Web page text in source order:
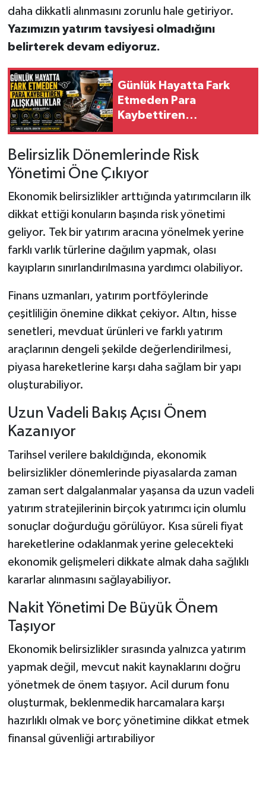
daha dikkatli alınmasını zorunlu hale getiriyor.
Yazımızın yatırım tavsiyesi olmadığını
belirterek devam ediyoruz.
Günlük Hayatta Fark
Etmeden Para
Kaybettiren
Belirsizlik Dönemlerinde Risk
Yönetimi Öne Çıkıyor
Ekonomik belirsizlikler arttığında yatırımcıların ilk
dikkat ettiği konuların başında risk yönetimi
geliyor. Tek bir yatırım aracına yönelmek yerine
farklı varlık türlerine dağılım yapmak, olası
kayıpların sınırlandırılmasına yardımcı olabiliyor.
Finans uzmanları, yatırım portföylerinde
çeşitliliğin önemine dikkat çekiyor. Altın, hisse
senetleri, mevduat ürünleri ve farklı yatırım
araçlarının dengeli şekilde değerlendirilmesi,
piyasa hareketlerine karşı daha sağlam bir yapı
oluşturabiliyor.
Uzun Vadeli Bakış Açısı Önem
Kazanıyor
Tarihsel verilere bakıldığında, ekonomik
belirsizlikler dönemlerinde piyasalarda zaman
zaman sert dalgalanmalar yaşansa da uzun vadeli
yatırım stratejilerinin birçok yatırımcı için olumlu
sonuçlar doğurduğu görülüyor. Kısa süreli fiyat
hareketlerine odaklanmak yerine gelecekteki
ekonomik gelişmeleri dikkate almak daha sağlıklı
kararlar alınmasını sağlayabiliyor.
Nakit Yönetimi De Büyük Önem
Taşıyor
Ekonomik belirsizlikler sırasında yalnızca yatırım
yapmak değil, mevcut nakit kaynaklarını doğru
yönetmek de önem taşıyor. Acil durum fonu
oluşturmak, beklenmedik harcamalara karşı
hazırlıklı olmak ve borç yönetimine dikkat etmek
finansal güvenliği artırabiliyor